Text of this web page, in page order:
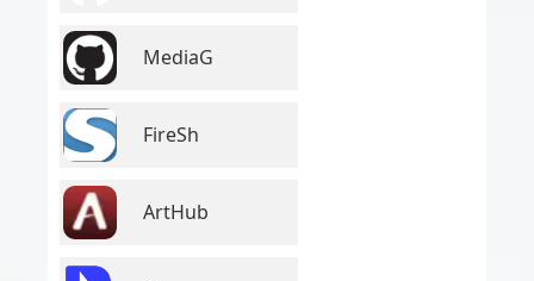
MediaG
FireSh
ArtHub